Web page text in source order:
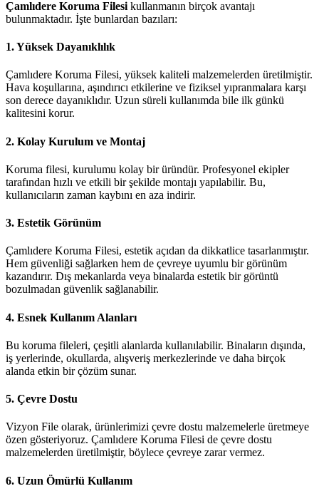
Çamlıdere Koruma Filesi kullanmanın birçok avantajı
bulunmaktadır. İşte bunlardan bazıları:
1.Yüksek Dayanıklılık
Çamlıdere Koruma Filesi, yüksek kaliteli malzemelerden üretilmiştir.
Hava koşullarına, aşındırıcı etkilerine ve fiziksel yıpranmalara karşı
son derece dayanıklıdır. Uzun süreli kullanımda bile ilk günkü
kalitesini korur.
2. Kolay Kurulum ve Montaj
Koruma filesi, kurulumu kolay bir üründür. Profesyonel ekipler
tarafından hızlı ve etkili bir şekilde montajı yapılabilir. Bu,
kullanıcıların zaman kaybını en aza indirir.
3. Estetik Görünüm
Çamlıdere Koruma Filesi, estetik açıdan da dikkatlice tasarlanmıştır.
Hem güvenliği sağlarken hem de çevreye uyumlu bir görünüm
kazandırır. Dış mekanlarda veya binalarda estetik bir görüntü
bozulmadan güvenlik sağlanabilir.
4. Esnek Kullanım Alanları
Bu koruma fileleri, çeşitli alanlarda kullanılabilir. Binaların dışında,
iş yerlerinde, okullarda, alışveriş merkezlerinde ve daha birçok
alanda etkin bir çözüm sunar.
5. Çevre Dostu
Vizyon File olarak, ürünlerimizi çevre dostu malzemelerle üretmeye
özen gösteriyoruz. Çamlıdere Koruma Filesi de çevre dostu
malzemelerden üretilmiştir, böylece çevreye zarar vermez.
6. Uzun Ömürlü Kullanım